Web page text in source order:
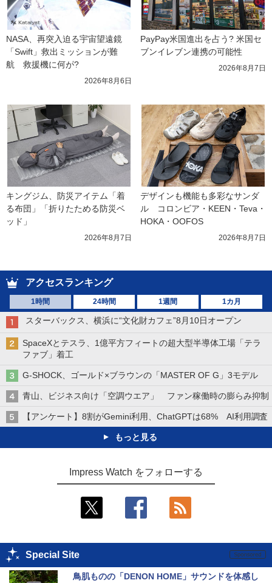
NASA、再突入迫る宇宙望遠鏡
「Swift」救出ミッションが難
航　救援機に何が?
2026年8月6日
PayPay米国進出を占う? 米国セ
ブンイレブン連携の可能性
2026年8月7日
キングジム、防災アイテム「着
る布団」「折りたためる防災ベ
ッド」
2026年8月7日
デザインも機能も多彩なサンダ
ル　コロンビア・KEEN・Teva・
HOKA・OOFOS
2026年8月7日
アクセスランキング
1時間 24時間 1週間 1カ月
スターバックス、横浜に“文化財カフェ”8月10日オープン
SpaceXとテスラ、1億平方フィートの超大型半導体工場「テラ
ファブ」着工
G-SHOCK、ゴールド×ブラウンの「MASTER OF G」3モデル
青山、ビジネス向け「空調ウエア」 ファン稼働時の膨らみ抑制
【アンケート】8割がGemini利用、ChatGPTは68% AI利用調査
もっと見る
Impress Watch をフォローする
Special Site
鳥肌ものの「DENON HOME」サウンドを体感し